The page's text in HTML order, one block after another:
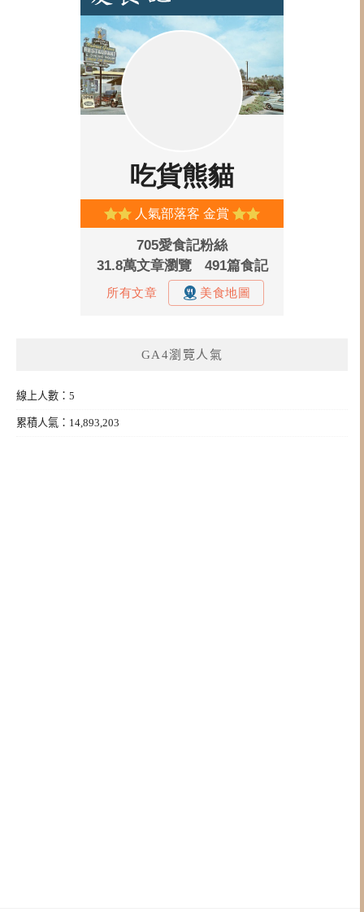
GA4瀏覽人氣
線上人數：5
累積人氣：14,893,203